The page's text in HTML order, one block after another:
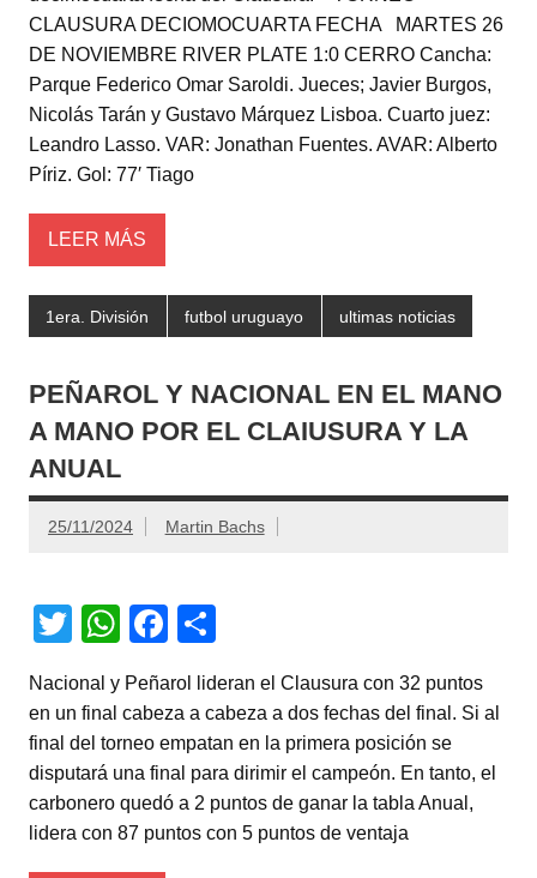
A
p
p
b
o
o
k
ar
tir
CLAUSURA DECIOMOCUARTA FECHA MARTES 26
DE NOVIEMBRE RIVER PLATE 1:0 CERRO Cancha:
Parque Federico Omar Saroldi. Jueces; Javier Burgos,
Nicolás Tarán y Gustavo Márquez Lisboa. Cuarto juez:
Leandro Lasso. VAR: Jonathan Fuentes. AVAR: Alberto
Píriz. Gol: 77′ Tiago
LEER MÁS
1era. División futbol uruguayo ultimas noticias
PEÑAROL Y NACIONAL EN EL MANO
A MANO POR EL CLAIUSURA Y LA
ANUAL
25/11/2024 Martin Bachs
T
tt
er
W
at
s
A
p
p
F
c
e
b
o
o
m
p
ar
tir
Nacional y Peñarol lideran el Clausura con 32 puntos
en un final cabeza a cabeza a dos fechas del final. Si al
final del torneo empatan en la primera posición se
disputará una final para dirimir el campeón. En tanto, el
carbonero quedó a 2 puntos de ganar la tabla Anual,
lidera con 87 puntos con 5 puntos de ventaja